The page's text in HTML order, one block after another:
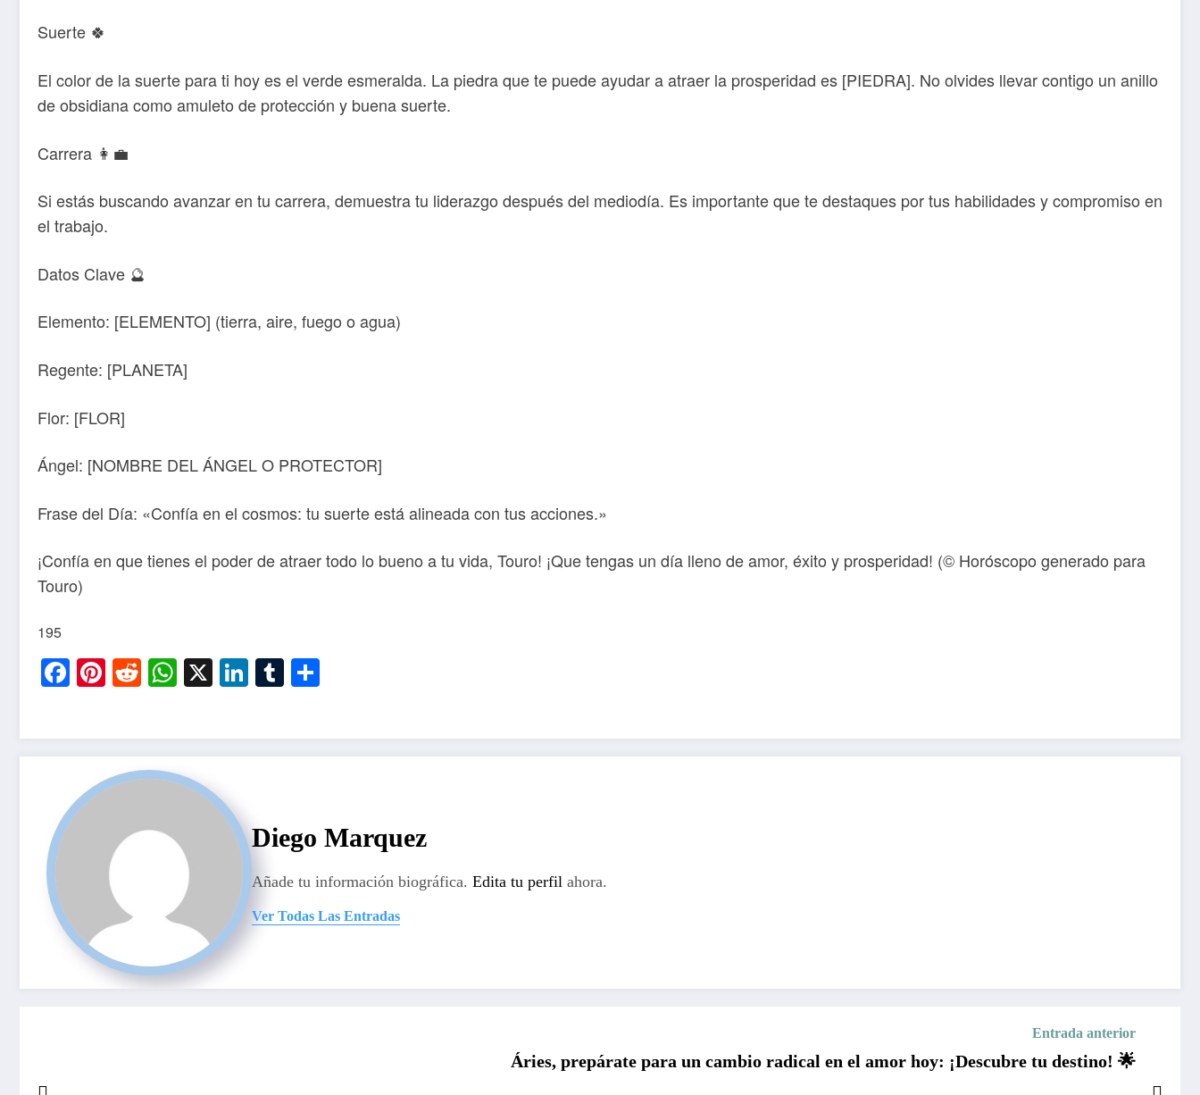
Suerte 🍀
El color de la suerte para ti hoy es el verde esmeralda. La piedra que te puede ayudar a atraer la prosperidad es [PIEDRA]. No olvides llevar contigo un anillo
de obsidiana como amuleto de protección y buena suerte.
Carrera 👩‍💼
Si estás buscando avanzar en tu carrera, demuestra tu liderazgo después del mediodía. Es importante que te destaques por tus habilidades y compromiso en
el trabajo.
Datos Clave 🔮
Elemento: [ELEMENTO] (tierra, aire, fuego o agua)
Regente: [PLANETA]
Flor: [FLOR]
Ángel: [NOMBRE DEL ÁNGEL O PROTECTOR]
Frase del Día: «Confía en el cosmos: tu suerte está alineada con tus acciones.»
¡Confía en que tienes el poder de atraer todo lo bueno a tu vida, Touro! ¡Que tengas un día lleno de amor, éxito y prosperidad! (© Horóscopo generado para
Touro)
195
Facebook
Pinterest
Reddit
WhatsApp
X LinkedIn
Tumblr
Diego Marquez
Añade tu información biográfica. Edita tu perfil ahora.
Ver Todas Las Entradas
Entrada anterior
Áries, prepárate para un cambio radical en el amor hoy: ¡Descubre tu destino! 🌟